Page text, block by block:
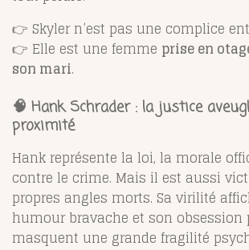
👉 Skyler n’est pas une complice
👉 Elle est une femme prise en
son mari.
🧠 Hank Schrader : la justice
proximité
Hank représente la loi, la morale
contre le crime. Mais il est aussi
propres angles morts. Sa virilité
humour bravache et son obsession
masquent une grande fragilité